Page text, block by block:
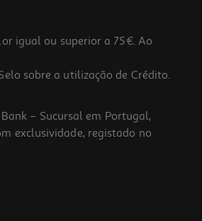
igual ou superior a 75€. Ao
sobre a utilização de Crédito.
– Sucursal em Portugal,
exclusividade, registado no